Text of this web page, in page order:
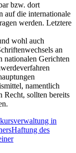
bzw. dort
auf die internationale
werden. Letztere
wohl auch
an
nationalen Gerichten
namentlich
Recht, sollten bereits
in
Haftung des